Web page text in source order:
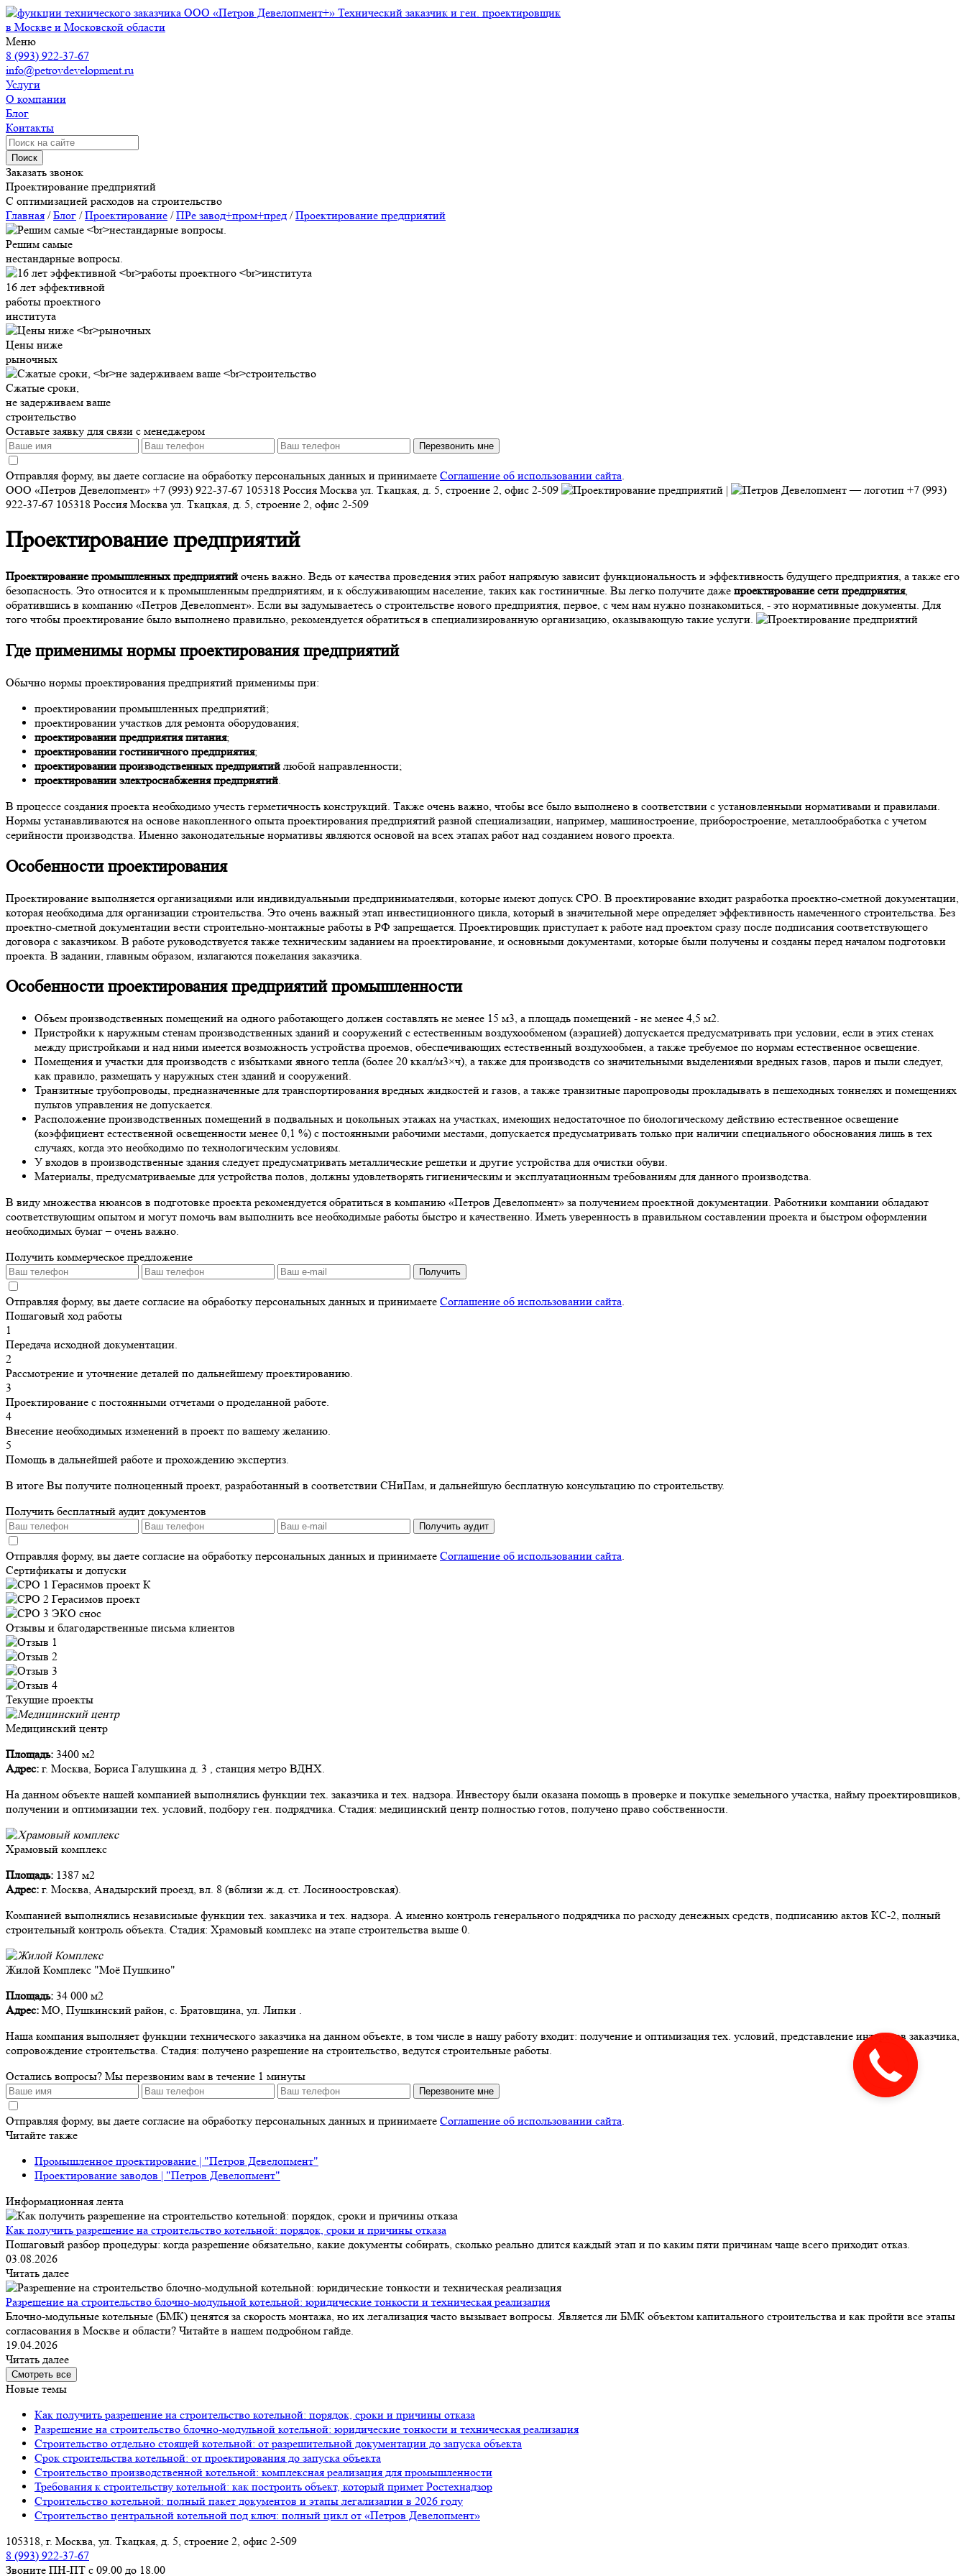
ООО «Петров Девелопмент+» Технический заказчик и ген. проектировщик
в Москве и Московской области
Меню
8 (993) 922-37-67
info@petrovdevelopment.ru
Услуги
О компании
Блог
Контакты
Поиск
Заказать звонок
Проектирование предприятий
С оптимизацией расходов на строительство
Главная /Блог /Проектирование /ПРе завод+пром+пред /Проектирование предприятий
Решим самые
нестандарные вопросы.
16 лет эффективной
работы проектного
института
Цены ниже
рыночных
Сжатые сроки,
не задерживаем ваше
строительство
Оставьте заявку для связи с менеджером
Перезвонить мне
Отправляя форму, вы даете согласие на обработку персональных данных и принимаете Соглашение об использовании сайта.
ООО «Петров Девелопмент» +7 (993) 922-37-67 105318 Россия Москва ул. Ткацкая, д. 5, строение 2, офис 2-509
+7 (993)
922-37-67 105318 Россия Москва ул. Ткацкая, д. 5, строение 2, офис 2-509
Проектирование предприятий
Проектирование промышленных предприятий очень важно. Ведь от качества проведения этих работ напрямую зависит функциональность и эффективность будущего предприятия, а также его
безопасность. Это относится и к промышленным предприятиям, и к обслуживающим население, таких как гостиничные. Вы легко получите даже проектирование сети предприятия,
обратившись в компанию «Петров Девелопмент». Если вы задумываетесь о строительстве нового предприятия, первое, с чем нам нужно познакомиться, - это нормативные документы. Для
того чтобы проектирование было выполнено правильно, рекомендуется обратиться в специализированную организацию, оказывающую такие услуги.
Где применимы нормы проектирования предприятий
Обычно нормы проектирования предприятий применимы при:
проектировании промышленных предприятий;
проектировании участков для ремонта оборудования;
проектировании предприятия питания;
проектировании гостиничного предприятия;
проектировании производственных предприятий любой направленности;
проектировании электроснабжения предприятий
В процессе создания проекта необходимо учесть герметичность конструкций. Также очень важно, чтобы все было выполнено в соответствии с установленными нормативами и правилами.
Нормы устанавливаются на основе накопленного опыта проектирования предприятий разной специализации, например, машиностроение, приборостроение, металлообработка с учетом
серийности производства. Именно законодательные нормативы являются основой на всех этапах работ над созданием нового проекта.
Особенности проектирования
Проектирование выполняется организациями или индивидуальными предпринимателями, которые имеют допуск СРО. В проектирование входит разработка проектно-сметной документации,
которая необходима для организации строительства. Это очень важный этап инвестиционного цикла, который в значительной мере определяет эффективность намеченного строительства. Без
проектно-сметной документации вести строительно-монтажные работы в РФ запрещается. Проектировщик приступает к работе над проектом сразу после подписания соответствующего
договора с заказчиком. В работе руководствуется также техническим заданием на проектирование, и основными документами, которые были получены и созданы перед началом подготовки
проекта. В задании, главным образом, излагаются пожелания заказчика.
Особенностипроектирования предприятий промышленности
Объем производственных помещений на одного работающего должен составлять не менее 15 м3, а площадь помещений - не менее 4,5 м2.
Пристройки к наружным стенам производственных зданий и сооружений с естественным воздухообменом (аэрацией) допускается предусматривать при условии, если в этих стенах
между пристройками и над ними имеется возможность устройства проемов, обеспечивающих естественный воздухообмен, а также требуемое по нормам естественное освещение.
Помещения и участки для производств с избытками явного тепла (более 20 ккал/м3×ч), а также для производств со значительными выделениями вредных газов, паров и пыли следует,
как правило, размещать у наружных стен зданий и сооружений.
Транзитные трубопроводы, предназначенные для транспортирования вредных жидкостей и газов, а также транзитные паропроводы прокладывать в пешеходных тоннелях и помещениях
пультов управления не допускается.
Расположение производственных помещений в подвальных и цокольных этажах на участках, имеющих недостаточное по биологическому действию естественное освещение
(коэффициент естественной освещенности менее 0,1 %) с постоянными рабочими местами, допускается предусматривать только при наличии специального обоснования лишь в тех
случаях, когда это необходимо по технологическим условиям.
У входов в производственные здания следует предусматривать металлические решетки и другие устройства для очистки обуви.
Материалы, предусматриваемые для устройства полов, должны удовлетворять гигиеническим и эксплуатационным требованиям для данного производства.
В виду множества нюансов в подготовке проекта рекомендуется обратиться в компанию «Петров Девелопмент» за получением проектной документации. Работники компании обладают
соответствующим опытом и могут помочь вам выполнить все необходимые работы быстро и качественно. Иметь уверенность в правильном составлении проекта и быстром оформлении
необходимых бумаг – очень важно.
Получить коммерческое предложение
Получить
Отправляя форму, вы даете согласие на обработку персональных данных и принимаете Соглашение об использовании сайта.
Пошаговый ход работы
1
Передача исходной документации.
2
Рассмотрение и уточнение деталей по дальнейшему проектированию.
3
Проектирование с постоянными отчетами о проделанной работе.
4
Внесение необходимых изменений в проект по вашему желанию.
5
Помощь в дальнейшей работе и прохождению экспертиз.
В итоге Вы получите полноценный проект, разработанный в соответствии СНиПам, и дальнейшую бесплатную консультацию по строительству.
Получить бесплатный аудит документов
Получить аудит
Отправляя форму, вы даете согласие на обработку персональных данных и принимаете Соглашение об использовании сайта.
Сертификаты и допуски
Отзывы и благодарственные письма клиентов
Текущие проекты
Медицинский центр
Площадь: 3400 м2
Адрес: г. Москва, Бориса Галушкина д. 3 , станция метро ВДНХ.
На данном объекте нашей компанией выполнялись функции тех. заказчика и тех. надзора. Инвестору были оказана помощь в проверке и покупке земельного участка, найму проектировщиков,
получении и оптимизации тех. условий, подбору ген. подрядчика. Стадия: медицинский центр полностью готов, получено право собственности.
Храмовый комплекс
Площадь: 1387 м2
Адрес: г. Москва, Анадырский проезд, вл. 8 (вблизи ж.д. ст. Лосиноостровская).
Компанией выполнялись независимые функции тех. заказчика и тех. надзора. А именно контроль генерального подрядчика по расходу денежных средств, подписанию актов КС-2, полный
строительный контроль объекта. Стадия: Храмовый комплекс на этапе строительства выше 0.
Жилой Комплекс "Моё Пушкино"
Площадь: 34 000 м2
Адрес: МО, Пушкинский район, с. Братовщина, ул. Липки .
Наша компания выполняет функции технического заказчика на данном объекте, в том числе в нашу работу входит: получение и оптимизация тех. условий, представление интересов заказчика,
сопровождение строительства. Стадия: получено разрешение на строительство, ведутся строительные работы.
Остались вопросы? Мы перезвоним вам в течение 1 минуты
Перезвоните мне
Отправляя форму, вы даете согласие на обработку персональных данных и принимаете Соглашение об использовании сайта.
Читайте также
Промышленное проектирование | "Петров Девелопмент"
Проектирование заводов | "Петров Девелопмент"
Информационная лента
Как получить разрешение на строительство котельной: порядок, сроки и причины отказа
Пошаговый разбор процедуры: когда разрешение обязательно, какие документы собирать, сколько реально длится каждый этап и по каким пяти причинам чаще всего приходит отказ.
03.08.2026
Читать далее
Разрешение на строительство блочно-модульной котельной: юридические тонкости и техническая реализация
Блочно-модульные котельные (БМК) ценятся за скорость монтажа, но их легализация часто вызывает вопросы. Является ли БМК объектом капитального строительства и как пройти все этапы
согласования в Москве и области? Читайте в нашем подробном гайде.
19.04.2026
Читать далее
Смотреть все
Новые темы
Как получить разрешение на строительство котельной: порядок, сроки и причины отказа
Разрешение на строительство блочно-модульной котельной: юридические тонкости и техническая реализация
Строительство отдельно стоящей котельной: от разрешительной документации до запуска объекта
Срок строительства котельной: от проектирования до запуска объекта
Строительство производственной котельной: комплексная реализация для промышленности
Требования к строительству котельной: как построить объект, который примет Ростехнадзор
Строительство котельной: полный пакет документов и этапы легализации в 2026 году
Строительство центральной котельной под ключ: полный цикл от «Петров Девелопмент»
105318, г. Москва, ул. Ткацкая, д. 5, строение 2, офис 2-509
8 (993) 922-37-67
Звоните ПН-ПТ с 09.00 до 18.00
Закажите
звонок